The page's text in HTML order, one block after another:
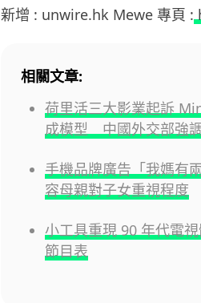
新增 : unwire.hk Mewe 專頁 :
相關文章:
荷里活三大影業起訴
成模型 中國外交部強
手機品牌廣告「我媽有
容母親對子女重視程度
小工具重現 90 年代電
節目表